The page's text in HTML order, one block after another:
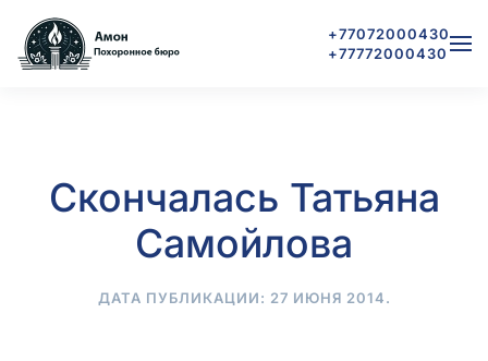
Skip to main content
+77072000430
+77772000430
Скончалась Татьяна
Самойлова
ДАТА ПУБЛИКАЦИИ: 27 ИЮНЯ 2014.